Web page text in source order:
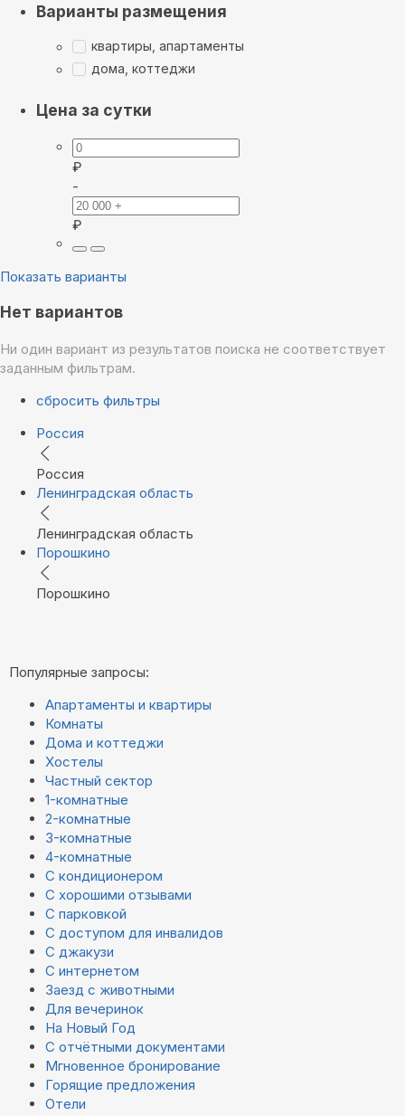
Варианты размещения
квартиры, апартаменты
дома, коттеджи
Цена за сутки
₽
-
₽
Показать варианты
Нет вариантов
Ни один вариант из результатов поиска не соответствует
заданным фильтрам.
сбросить фильтры
Россия
Россия
Ленинградская область
Ленинградская область
Порошкино
Порошкино
Популярные запросы:
Апартаменты и квартиры
Комнаты
Дома и коттеджи
Хостелы
Частный сектор
1-комнатные
2-комнатные
3-комнатные
4-комнатные
С кондиционером
С хорошими отзывами
С парковкой
С доступом для инвалидов
С джакузи
С интернетом
Заезд с животными
Для вечеринок
На Новый Год
С отчётными документами
Мгновенное бронирование
Горящие предложения
Отели